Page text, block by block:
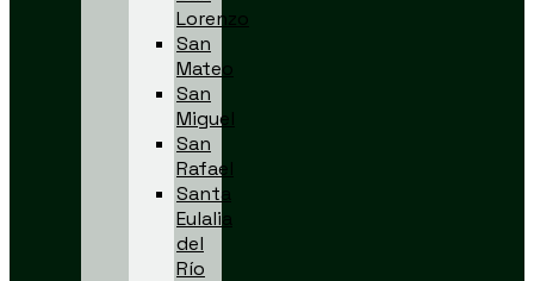
Lorenzo
San
Mateo
San
Miguel
San
Rafael
Santa
Eulalia
del
Río